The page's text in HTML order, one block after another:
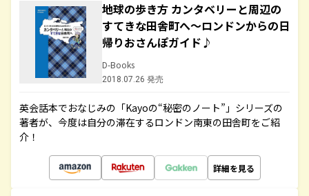
地球の歩き方 カンタベリーと周辺の
すてきな田舎町へ～ロンドンからの日
帰りおさんぽガイド♪
D-Books
2018.07.26 発売
英会話本でおなじみの「Kayoの“秘密のノート”」シリーズの
著者が、今度は自分の滞在するロンドン南東の田舎町をご紹
介！
詳細を見る